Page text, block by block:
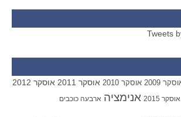
Tweets
2009 אוסקר 2010 אוסקר 2011 אוסקר 2012
אוסקר 2015 אנימציה ארבעה כוכבים